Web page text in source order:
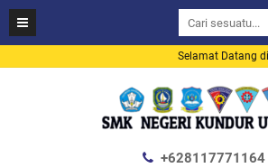
Selamat Datang di
+628117771164